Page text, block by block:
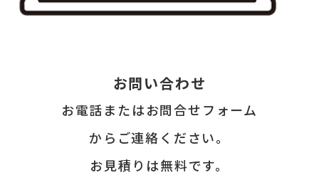
お問い合わせ
お電話またはお問合せフォーム
からご連絡ください。
お見積りは無料です。